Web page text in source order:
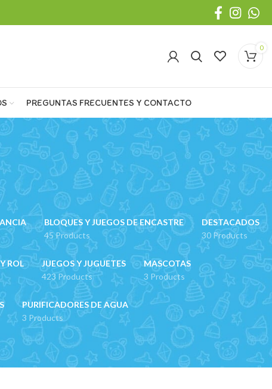
0
PREGUNTAS FRECUENTES Y CONTACTO
BLOQUES Y JUEGOS DE ENCASTRE
45 Products
DESTACADOS
30 Products
ROL
JUEGOS Y JUGUETES
423 Products
MASCOTAS
3 Products
PURIFICADORES DE AGUA
3 Products